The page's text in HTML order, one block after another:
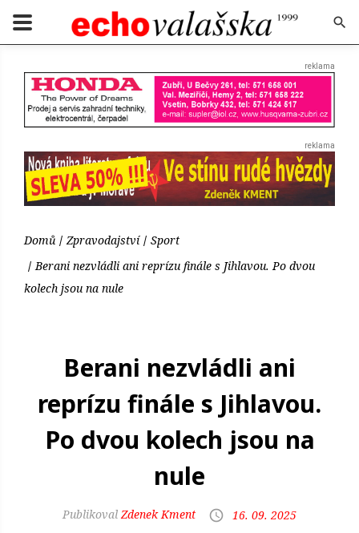
Domů Zpravodajství
Sport
Berani nezvládli ani reprízu finále s Jihlavou. Po dvou
kolech jsou na nule
Berani nezvládli ani
reprízu finále s Jihlavou.
Po dvou kolech jsou na
nule
Zdenek Kment 16. 09. 2025